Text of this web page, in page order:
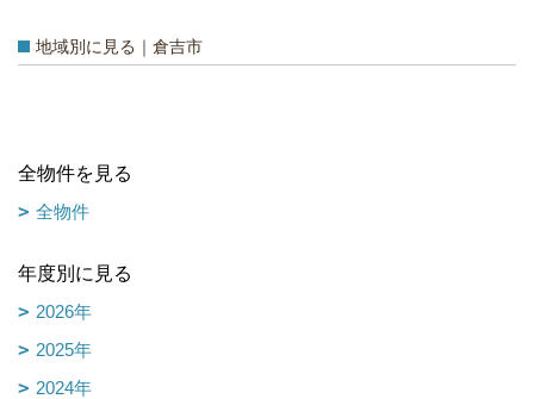
地域別に見る｜倉吉市
全物件を見る
全物件
年度別に見る
2026年
2025年
2024年